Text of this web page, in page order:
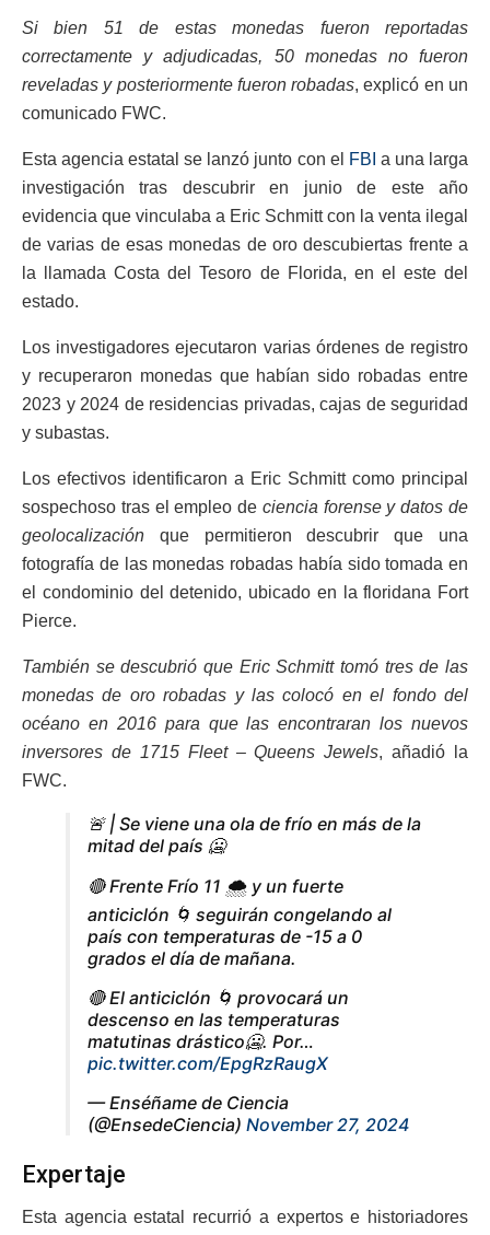
Si bien 51 de estas monedas fueron reportadas
correctamente y adjudicadas, 50 monedas no fueron
reveladas y posteriormente fueron robadas, explicó en un
comunicado FWC.
Esta agencia estatal se lanzó junto con el FBI a una larga
investigación tras descubrir en junio de este año
evidencia que vinculaba a Eric Schmitt con la venta ilegal
de varias de esas monedas de oro descubiertas frente a
la llamada Costa del Tesoro de Florida, en el este del
estado.
Los investigadores ejecutaron varias órdenes de registro
y recuperaron monedas que habían sido robadas entre
2023 y 2024 de residencias privadas, cajas de seguridad
y subastas.
Los efectivos identificaron a Eric Schmitt como principal
sospechoso tras el empleo de ciencia forense y datos de
geolocalización que permitieron descubrir que una
fotografía de las monedas robadas había sido tomada en
el condominio del detenido, ubicado en la floridana Fort
Pierce.
También se descubrió que Eric Schmitt tomó tres de las
monedas de oro robadas y las colocó en el fondo del
océano en 2016 para que las encontraran los nuevos
inversores de 1715 Fleet – Queens Jewels, añadió la
FWC.
🚨 | Se viene una ola de frío en más de la
mitad del país 🥶
🔴 Frente Frío 11 🌨️ y un fuerte
anticiclón 🌀 seguirán congelando al
país con temperaturas de -15 a 0
grados el día de mañana.
🔴 El anticiclón 🌀 provocará un
descenso en las temperaturas
matutinas drástico🥶. Por…
pic.twitter.com/EpgRzRaugX
— Enséñame de Ciencia
(@EnsedeCiencia) November 27, 2024
Expertaje
Esta agencia estatal recurrió a expertos e historiadores